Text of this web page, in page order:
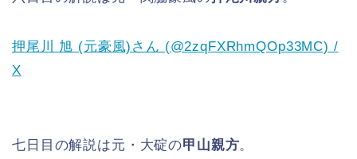
押尾川 旭 (元豪風)さん (@2zqFXRhmQOp33MC) /
X
七日目の解説は元・大碇の甲山親方。